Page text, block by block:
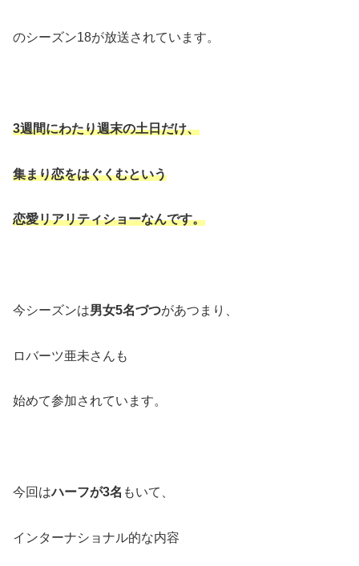
のシーズン18が放送されています。
3週間にわたり週末の土日だけ、
集まり恋をはぐくむという
恋愛リアリティショーなんです。
今シーズンは男女5名づつがあつまり、
ロバーツ亜未さんも
始めて参加されています。
今回はハーフが3名 もいて、
インターナショナル的な内容